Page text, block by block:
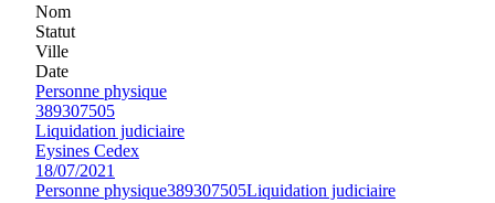
Nom
Statut
Ville
Date
Personne physique
389307505
Liquidation judiciaire
Eysines Cedex
18/07/2021
Personne physique389307505Liquidation judiciaire